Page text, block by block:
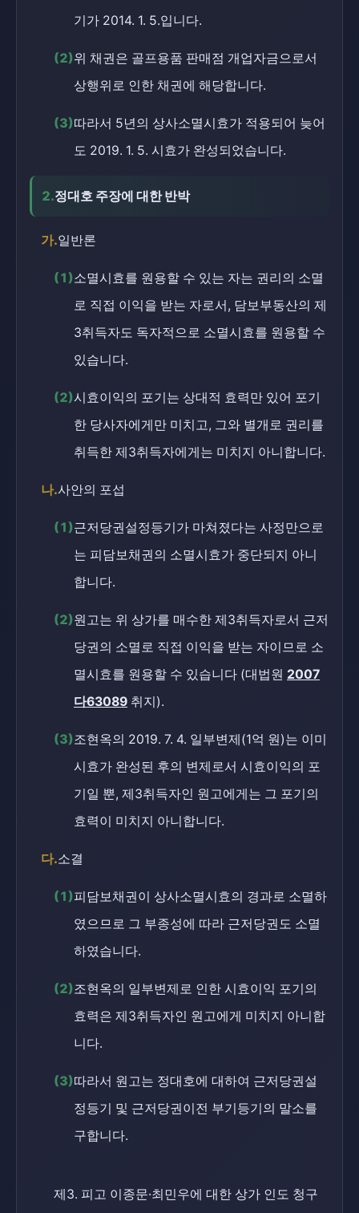
기가 2014. 1. 5.입니다.
(2)위 채권은 골프용품 판매점 개업자금으로서
상행위로 인한 채권에 해당합니다.
(3)따라서 5년의 상사소멸시효가 적용되어 늦어
도 2019. 1. 5. 시효가 완성되었습니다.
2.정대호 주장에 대한 반박
가.일반론
(1)소멸시효를 원용할 수 있는 자는 권리의 소멸
로 직접 이익을 받는 자로서, 담보부동산의 제
3취득자도 독자적으로 소멸시효를 원용할 수
있습니다.
(2)시효이익의 포기는 상대적 효력만 있어 포기
한 당사자에게만 미치고, 그와 별개로 권리를
취득한 제3취득자에게는 미치지 아니합니다.
나.사안의 포섭
(1)근저당권설정등기가 마쳐졌다는 사정만으로
는 피담보채권의 소멸시효가 중단되지 아니
합니다.
(2)원고는 위 상가를 매수한 제3취득자로서 근저
당권의 소멸로 직접 이익을 받는 자이므로 소
멸시효를 원용할 수 있습니다 (대법원 2007
다63089 취지).
(3)조현옥의 2019. 7. 4. 일부변제(1억 원)는 이미
시효가 완성된 후의 변제로서 시효이익의 포
기일 뿐, 제3취득자인 원고에게는 그 포기의
효력이 미치지 아니합니다.
다.소결
(1)피담보채권이 상사소멸시효의 경과로 소멸하
였으므로 그 부종성에 따라 근저당권도 소멸
하였습니다.
(2)조현옥의 일부변제로 인한 시효이익 포기의
효력은 제3취득자인 원고에게 미치지 아니합
니다.
(3)따라서 원고는 정대호에 대하여 근저당권설
정등기 및 근저당권이전 부기등기의 말소를
구합니다.
제3. 피고 이종문·최민우에 대한 상가 인도 청구